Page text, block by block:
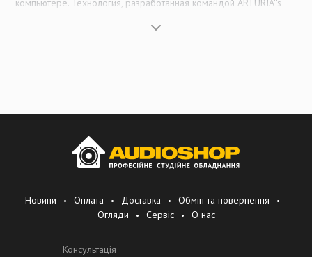
компьютере. Технология, разработанная командой ARTURIA''s
звуков многих легендарных аналоговых синтезаторов. Эта
лауреатом многих престижных наград в своей области.
Работая в 25 странах мира, компания получает более 90%
Новини Оплата Доставка
Обмін та повернення
Огляди
Сервіс О нас
Консультація